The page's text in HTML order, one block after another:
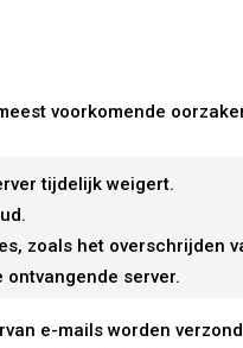
voorkomende
tijdelijk weigert.
zoals het overschrijden
server.
e-mails worden